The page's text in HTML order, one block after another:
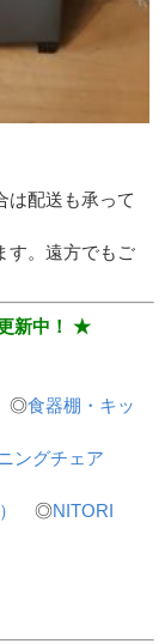
は配送も承って
す。遠方でもご
新中！ ★
◎食器棚・キッ
ングチェア
◎NITORI